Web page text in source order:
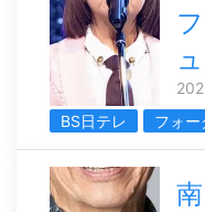
BS日テレ
フォ